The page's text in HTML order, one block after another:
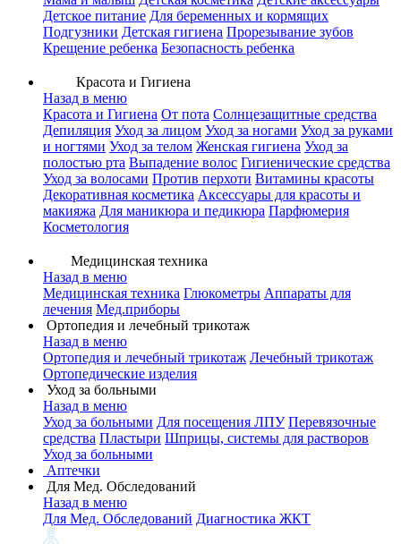
Детское питание Для беременных и кормящих
Подгузники Детская гигиена Прорезывание зубов
Крещение ребенка Безопасность ребенка
Красота и Гигиена
Назад в меню
Красота и Гигиена От пота Солнцезащитные средства
Депиляция Уход за лицом Уход за ногами Уход за руками
и ногтями Уход за телом Женская гигиена Уход за
полостью рта Выпадение волос Гигиенические средства
Уход за волосами Против перхоти Витамины красоты
Декоративная косметика Аксессуары для красоты и
макияжа Для маникюра и педикюра Парфюмерия
Косметология
Медицинская техника
Назад в меню
Медицинская техника Глюкометры Аппараты для
лечения Мед.приборы
Ортопедия и лечебный трикотаж
Назад в меню
Ортопедия и лечебный трикотаж Лечебный трикотаж
Ортопедические изделия
Уход за больными
Назад в меню
Уход за больными Для посещения ЛПУ Перевязочные
средства Пластыри Шприцы, системы для растворов
Уход за больными
Аптечки
Для Мед. Обследований
Назад в меню
Для Мед. Обследований Диагностика ЖКТ